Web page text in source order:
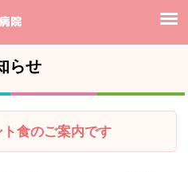
らせ
食のご案内です